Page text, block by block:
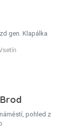
gen. Klapálka
pohled z